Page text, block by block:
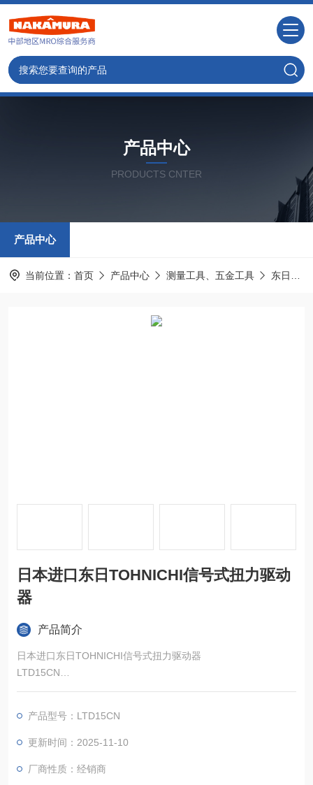
产品中心
PRODUCTS CNTER
产品中心
当前位置： 首页 产品中心 测量工具、五金工具 东日TOHNICHI
日本进口东日TOHNICHI信号式扭力驱动
器
产品简介
日本进口东日TOHNICHI信号式扭力驱动器
LTD15CN
用于拧紧小螺钉的基本型扭矩扳手。
产品型号：LTD15CN
更新时间：2025-11-10
厂商性质：经销商